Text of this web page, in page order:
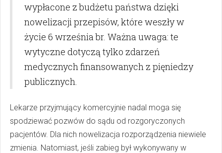
wypłacone z budżetu państwa dzięki
nowelizacji przepisów, które weszły w
życie 6 września br. Ważna uwaga: te
wytyczne dotyczą tylko zdarzeń
medycznych finansowanych z pięniedzy
publicznych.
Lekarze przyjmujący komercyjnie nadal moga się
spodziewać pozwów do sądu od rozgoryczonych
pacjentów. Dla nich nowelizacja rozporządzenia niewiele
zmienia. Natomiast, jeśli zabieg był wykonywany w